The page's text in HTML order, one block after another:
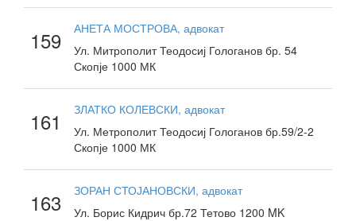
159
АНЕТА МОСТРОВА, адвокат
Ул. Митрополит Теодосиј Гологанов бр. 54
Скопје 1000 МК
161
ЗЛАТКО КОЛЕВСКИ, адвокат
Ул. Метрополит Теодосиј Гологанов бр.59/2-2
Скопје 1000 МК
163
ЗОРАН СТОЈАНОВСКИ, адвокат
Ул. Борис Кидрич бр.72 Тетово 1200 MK